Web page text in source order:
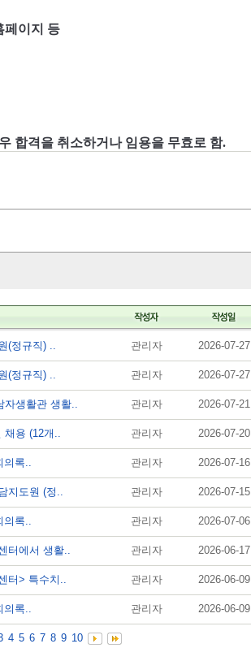
페이지 등
합격을 취소하거나 임용을 무효로 함.
(정규직) .. 관리자 2026-07-27
(정규직) .. 관리자 2026-07-27
자생활관 생활.. 관리자 2026-07-21
채용 (12개.. 관리자 2026-07-20
의록.. 관리자 2026-07-16
지도원 (정.. 관리자 2026-07-15
의록.. 관리자 2026-07-06
터에서 생활.. 관리자 2026-06-17
터> 특수치.. 관리자 2026-06-09
의록.. 관리자 2026-06-09
4 5 6 7 8 9 10